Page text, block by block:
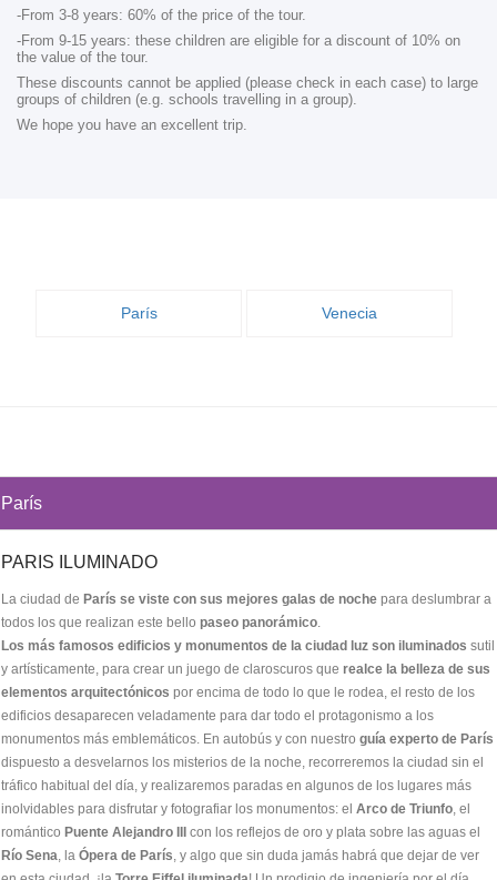
-From 3-8 years: 60% of the price of the tour.
-From 9-15 years: these children are eligible for a discount of 10% on
the value of the tour.
These discounts cannot be applied (please check in each case) to large
groups of children (e.g. schools travelling in a group).
We hope you have an excellent trip.
París Venecia
París
PARIS ILUMINADO
La ciudad de París se viste con sus mejores galas de noche para deslumbrar a
todos los que realizan este bello paseo panorámico.
Los más famosos edificios y monumentos de la ciudad luz son iluminados sutil
y artísticamente, para crear un juego de claroscuros que realce la belleza de sus
elementos arquitectónicos por encima de todo lo que le rodea, el resto de los
edificios desaparecen veladamente para dar todo el protagonismo a los
monumentos más emblemáticos. En autobús y con nuestro guía experto de París
dispuesto a desvelarnos los misterios de la noche, recorreremos la ciudad sin el
tráfico habitual del día, y realizaremos paradas en algunos de los lugares más
inolvidables para disfrutar y fotografiar los monumentos: el Arco de Triunfo, el
romántico Puente Alejandro III
con los reflejos de oro y plata sobre las aguas el
Río Sena, la Ópera de París, y algo que sin duda jamás habrá que dejar de ver